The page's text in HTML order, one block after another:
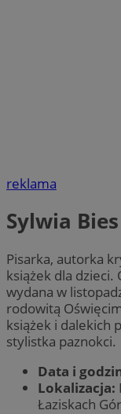
reklama
Sylwia Bies
Pisarka, autorka
książek dla dzieci.
wydana w
rodowitą
książek i dalekich
stylistka paznokci.
Data i
Lokalizacja:
Łaziskach